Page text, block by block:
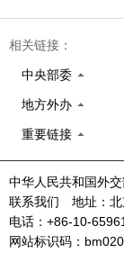
相关链接：
中央部委
地方外办
重要链接
中华人民共和国外
联系我们 地址：
电话：+86-10-
网站标识码：